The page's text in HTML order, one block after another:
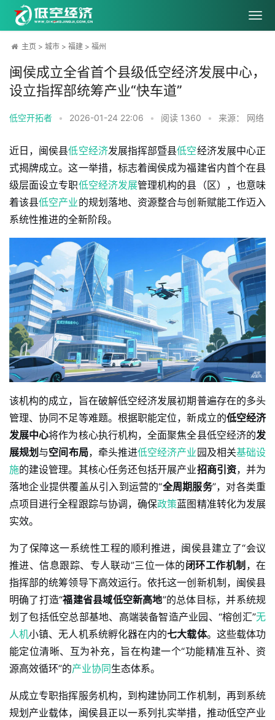
主页 > 城市 > 福建 > 福州
闽侯成立全省首个县级低空经济发展中心，
设立指挥部统筹产业“快车道”
低空开拓者 • 2026-01-24 22:06 • 阅读 1360 • 来源： 网络
近日，闽侯县低空经济发展指挥部暨县低空经济发展中心正
式揭牌成立。这一举措，标志着闽侯成为福建省内首个在县
级层面设立专职低空经济发展管理机构的县（区），也意味
着该县低空产业的规划落地、资源整合与创新赋能工作迈入
系统性推进的全新阶段。
该机构的成立，旨在破解低空经济发展初期普遍存在的多头
管理、协同不足等难题。根据职能定位，新成立的低空经济
发展中心将作为核心执行机构，全面聚焦全县低空经济的发
展规划 与空间布局，牵头推进低空经济产业 园及相关基础设
施的建设管理。其核心任务还包括开展产业招商引资，并为
落地企业提供覆盖从引入到运营的“全周期服务”，对各类重
点项目进行全程跟踪与协调，确保政策蓝图精准转化为发展
实效。
为了保障这一系统性工程的顺利推进，闽侯县建立了“会议
推进、信息跟踪、专人联动”三位一体的闭环工作机制 ，在
指挥部的统筹领导下高效运行。依托这一创新机制，闽侯县
明确了打造“福建省县域低空新高地”的总体目标，并系统规
划了包括低空总部基地、高端装备智造产业园、“榕创汇”无
人机小镇、无人机系统孵化器在内的七大载体。这些载体功
能定位清晰、互为补充，旨在构建一个“功能精准互补、资
源高效循环”的产业协同生态体系。
从成立专职指挥服务机构，到构建协同工作机制，再到系统
规划产业载体，闽侯县正以一系列扎实举措，推动低空产业